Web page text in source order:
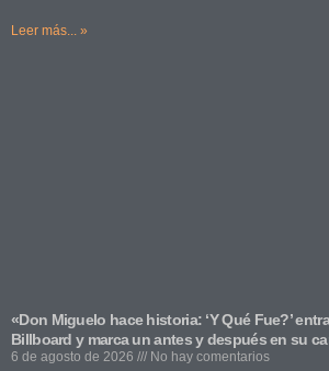
Leer más... »
«Don Miguelo hace historia: ‘Y Qué Fue?’
Billboard y marca un antes y después en su
6 de agosto de 2026 No hay comentarios